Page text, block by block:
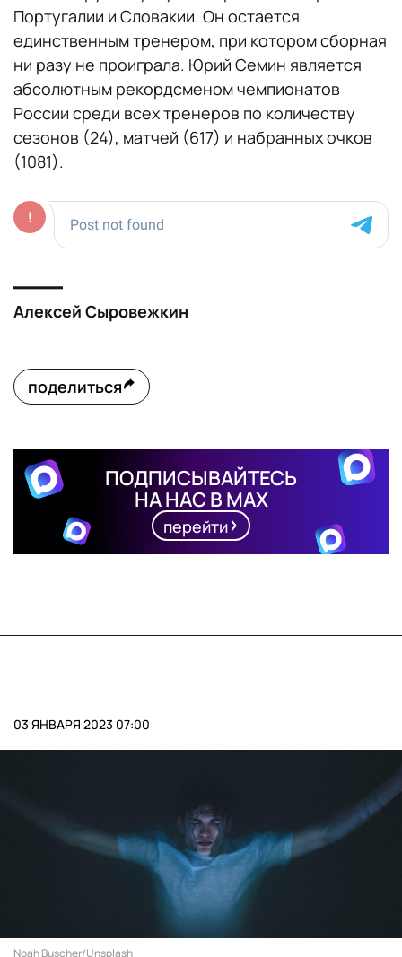
Португалии и Словакии. Он остается
единственным тренером, при котором сборная
ни разу не проиграла. Юрий Семин является
абсолютным рекордсменом чемпионатов
России среди всех тренеров по количеству
сезонов (24), матчей (617) и набранных очков
(1081).
━━━━━
Алексей Сыровежкин
поделиться
ПОДПИСЫВАЙТЕСЬ
НА НАС В MAX
перейти
03 ЯНВАРЯ 2023 07:00
Noah Buscher/Unsplash